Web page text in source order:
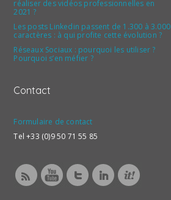
réaliser des vidéos professionnelles en
2021 ?
Les posts Linkedin passent de 1.300 à 3.000
caractères : à qui profite cette évolution ?
Réseaux Sociaux : pourquoi les utiliser ?
Pourquoi s’en méfier ?
Contact
Formulaire de contact
Tel +33 (0)9 50 71 55 85